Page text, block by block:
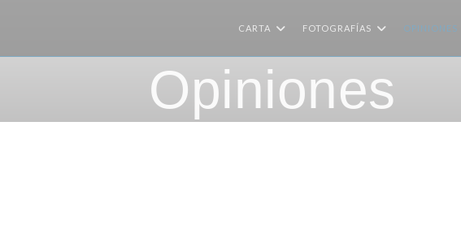
CARTA FOTOGRAFÍAS OPINIONES
Opiniones